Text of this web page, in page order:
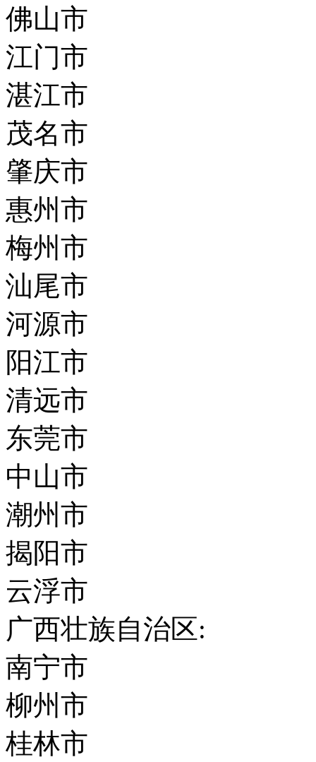
佛山市
江门市
湛江市
茂名市
肇庆市
惠州市
梅州市
汕尾市
河源市
阳江市
清远市
东莞市
中山市
潮州市
揭阳市
云浮市
广西壮族自治区:
南宁市
柳州市
桂林市